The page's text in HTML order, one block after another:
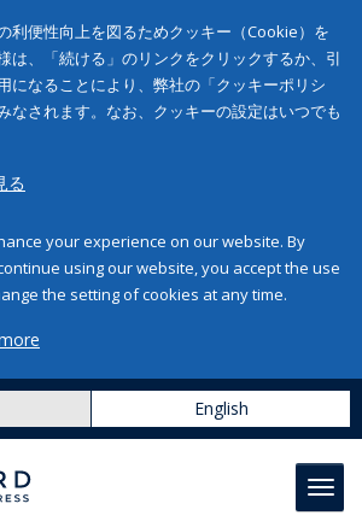
利便性向上を図るためクッキー（Cookie）を
は、「続ける」のリンクをクリックするか、引
になることにより、弊社の「クッキーポリシ
なされます。なお、クッキーの設定はいつでも
る
your experience on our website. By
using our website, you accept the use
the setting of cookies at any time.
English